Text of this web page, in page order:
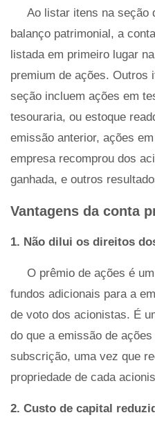
Ao listar itens na seção
balanço patrimonial, a
listada em primeiro lugar
premium de ações. Outros
seção incluem ações em
tesouraria, ou estoque
emissão anterior, ações
empresa recomprou dos
ganhada, e outros
Vantagens da conta
1. Não dilui os direitos
O prêmio de ações é
fundos adicionais para a
de voto dos acionistas. É
do que a emissão de
subscrição, uma vez que
propriedade de cada
2. Custo de capital